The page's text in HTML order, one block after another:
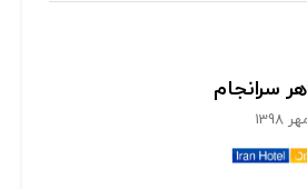
سرانجام